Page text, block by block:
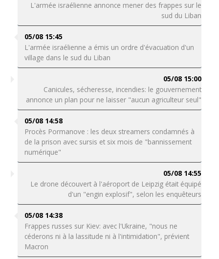
L'armée israélienne annonce mener des frappes sur le
sud du Liban
05/08 15:45
L'armée israélienne a émis un ordre d'évacuation d'un
village dans le sud du Liban
05/08 15:00
Canicules, sécheresse, incendies: le gouvernement
annonce un plan pour ne laisser "aucun agriculteur seul"
05/08 14:58
Procès Pormanove : les deux streamers condamnés à
de la prison avec sursis et six mois de "bannissement
numérique"
05/08 14:55
Le drone découvert à l'aéroport de Leipzig était équipé
d'un "engin explosif", selon les enquêteurs
05/08 14:38
Frappes russes sur Kiev: avec l'Ukraine, "nous ne
céderons ni à la lassitude ni à l'intimidation", prévient
Macron